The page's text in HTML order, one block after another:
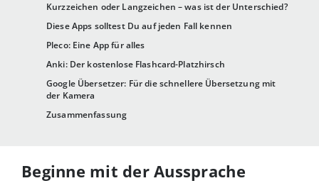
Kurzzeichen oder Langzeichen – was ist der Unterschied?
Diese Apps solltest Du auf jeden Fall kennen
Pleco: Eine App für alles
Anki: Der kostenlose Flashcard-Platzhirsch
Google Übersetzer: Für die schnellere Übersetzung mit
der Kamera
Zusammenfassung
Beginne mit der Aussprache